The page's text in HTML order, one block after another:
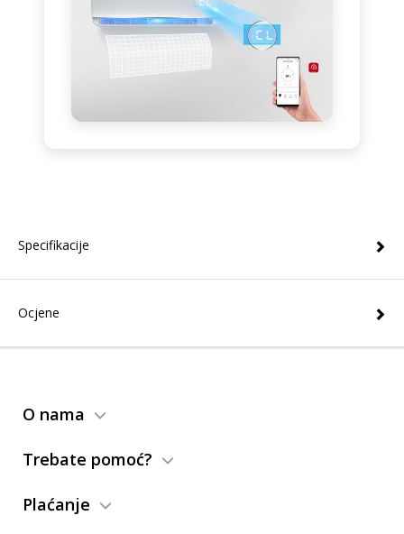
Specifikacije
Ocjene
O nama
Trebate pomoć?
Plaćanje